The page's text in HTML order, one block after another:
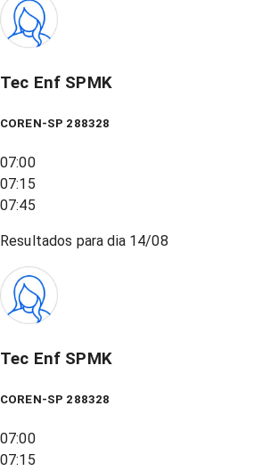
Tec Enf SPMK
COREN-SP 288328
07:00
07:15
07:45
Resultados para dia 14/08
Tec Enf SPMK
COREN-SP 288328
07:00
07:15